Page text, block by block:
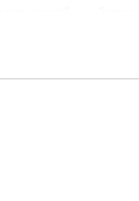
തകർത്ത് ഇന്ത്യ